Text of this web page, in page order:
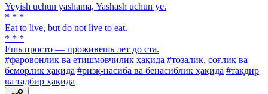
Yeyish uchun yashama, Yashash uchun ye.
* * *
Eat to live, but do not live to eat.
* * *
Ешь просто — проживешь лет до ста.
#фаровонлик ва етишмовчилик ҳақида #тозалик, соғлик ва
беморлик ҳақида #ризқ-насиба ва бенасиблик ҳақида #тақдир
ва тадбир ҳақида